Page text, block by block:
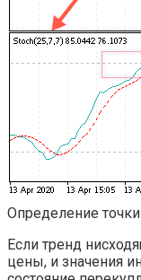
Определение
Если тренд
цены, и значения